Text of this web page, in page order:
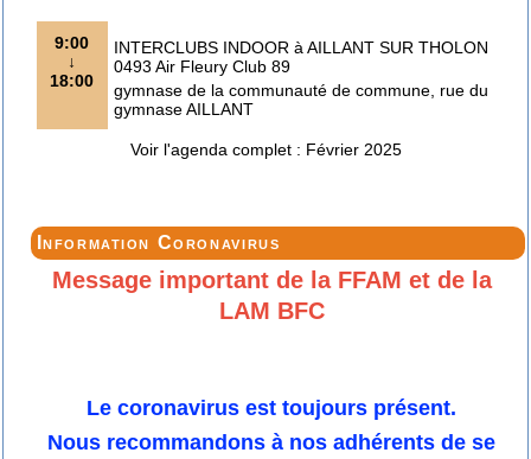
9:00
↓
18:00
INTERCLUBS INDOOR à AILLANT SUR THOLON
0493 Air Fleury Club 89
gymnase de la communauté de commune, rue du
gymnase AILLANT
Voir l'agenda complet : Février 2025
Information Coronavirus
Message important de la FFAM et de la
LAM BFC
Le coronavirus est toujours présent.
Nous recommandons à nos adhérents de se